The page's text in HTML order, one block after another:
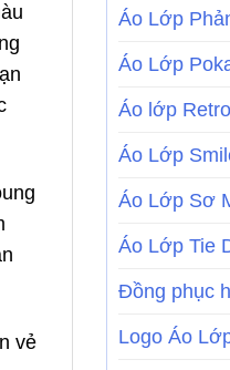
vẻ
Áo Lớp
Áo Lớp
Áo lớp Retro
Áo Lớp
Áo Lớp Sơ
Áo Lớp Tie
Đồng phục
Logo Áo